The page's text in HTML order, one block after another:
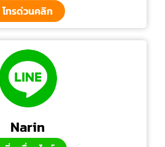
โทรด่วนคลิก
Narin